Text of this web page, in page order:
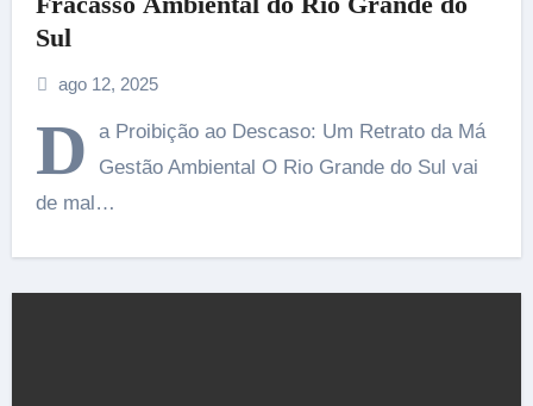
Sul
ago 12, 2025
D
a Proibição ao Descaso: Um Retrato da Má
Gestão Ambiental O Rio Grande do Sul vai
de mal…